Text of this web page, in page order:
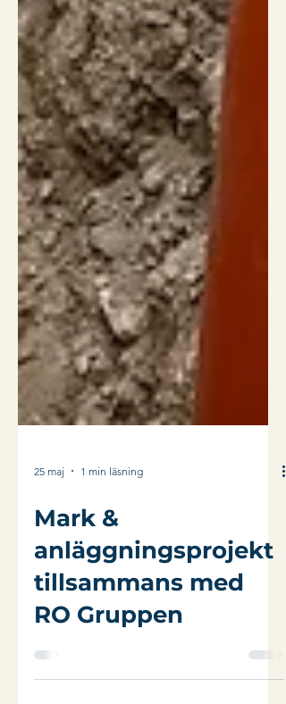
25 maj 1 min läsning
Mark &
anläggningsprojekt
tillsammans med